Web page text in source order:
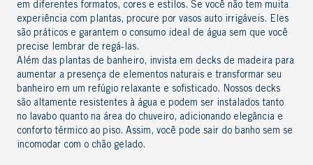
em diferentes formatos, cores e estilos. Se você não tem muita
experiência com plantas, procure por vasos auto irrigáveis. Eles
são práticos e garantem o consumo ideal de água sem que você
precise lembrar de regá-las.
Além das plantas de banheiro, invista em decks de madeira para
aumentar a presença de elementos naturais e transformar seu
banheiro em um refúgio relaxante e sofisticado. Nossos decks
são altamente resistentes à água e podem ser instalados tanto
no lavabo quanto na área do chuveiro, adicionando elegância e
conforto térmico ao piso. Assim, você pode sair do banho sem se
incomodar com o chão gelado.